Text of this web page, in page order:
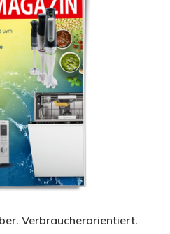
Verbraucherorientiert.